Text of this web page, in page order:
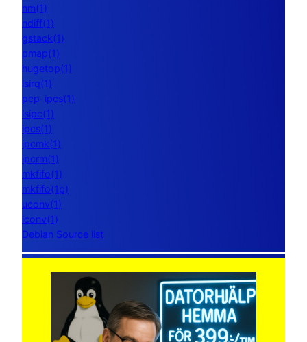
nm(1)
ndiff(1)
gstack(1)
pmap(1)
hugetop(1)
lsirq(1)
pcp-ipcs(1)
lsipc(1)
ipcs(1)
ipcmk(1)
ipcrm(1)
mkfifo(1)
mkfifo(1p)
uconv(1)
iconv(1)
Debian Source list